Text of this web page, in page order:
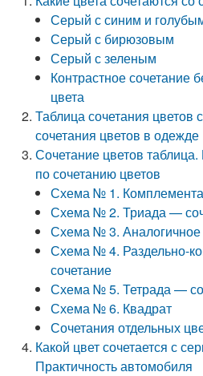
Серый с синим и
Серый с бирюзовым
Серый с зеленым
Контрастное сочетание
цвета
Таблица сочетания цветов
сочетания цветов в одежде
Сочетание цветов
по сочетанию цветов
Схема № 1.
Схема № 2. Триада —
Схема № 3. Аналогичное
Схема № 4. Раздельно-
сочетание
Схема № 5. Тетрада —
Схема № 6. Квадрат
Сочетания отдельных
Какой цвет сочетается с
Практичность автомобиля